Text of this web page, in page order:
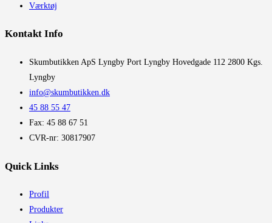
Værktøj
Kontakt Info
​Skumbutikken ApS Lyngby Port Lyngby Hovedgade 112 2800 Kgs.
Lyngby
info@skumbutikken.dk
45 88 55 47
Fax: 45 88 67 51
CVR-nr: 30817907
Quick Links
Profil
Produkter